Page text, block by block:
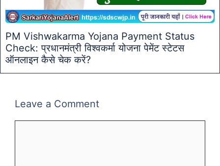
PM Vishwakarma Yojana Payment Status
Check: प्रधानमंत्री विश्वकर्मा योजना पेमेंट स्टेटस
ऑनलाइन कैसे चेक करें?
Leave a Comment